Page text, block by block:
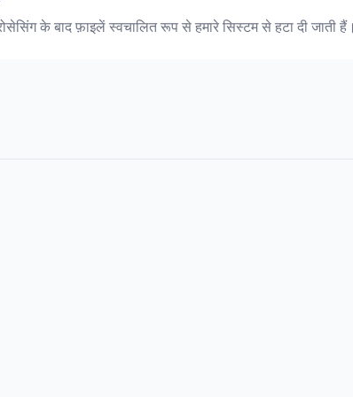
के बाद फ़ाइलें स्वचालित रूप से हमारे सिस्टम से हटा दी जाती